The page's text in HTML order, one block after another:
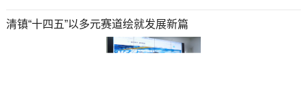
清镇“十四五”以多元赛道绘就发展新篇​